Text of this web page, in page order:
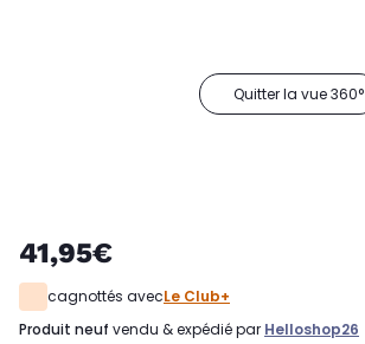
Quitter la vue 360°
41,95€
cagnottés avecLe Club+
produit neuf vendu & expédié par Helloshop26